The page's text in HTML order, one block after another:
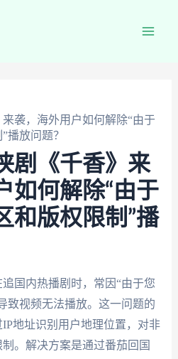
袭，海外用户如何解除“由于
播放问题？
剧《千香》来
如何解除“由于
和版权限制”播
国内热播剧时，常因“由于您
致视频无法播放。这一问题的
地址识别用户地理位置，对非
。解决方案是通过番茄回国